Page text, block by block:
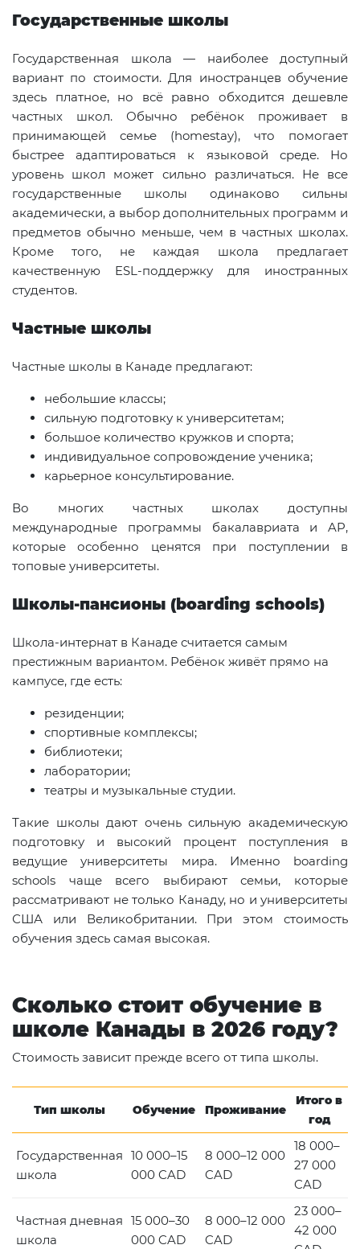
Государственные школы
Государственная школа — наиболее доступный
вариант по стоимости. Для иностранцев обучение
здесь платное, но всё равно обходится дешевле
частных школ. Обычно ребёнок проживает в
принимающей семье (homestay), что помогает
быстрее адаптироваться к языковой среде. Но
уровень школ может сильно различаться. Не все
государственные школы одинаково сильны
академически, а выбор дополнительных программ и
предметов обычно меньше, чем в частных школах.
Кроме того, не каждая школа предлагает
качественную ESL-поддержку для иностранных
студентов.
Частные школы
Частные школы в Канаде предлагают:
небольшие классы;
сильную подготовку к университетам;
большое количество кружков и спорта;
индивидуальное сопровождение ученика;
карьерное консультирование.
Во многих частных школах доступны
международные программы бакалавриата и AP,
которые особенно ценятся при поступлении в
топовые университеты.
Школы-пансионы (boarding schools)
Школа-интернат в Канаде считается самым
престижным вариантом. Ребёнок живёт прямо на
кампусе, где есть:
резиденции;
спортивные комплексы;
библиотеки;
лаборатории;
театры и музыкальные студии.
Такие школы дают очень сильную академическую
подготовку и высокий процент поступления в
ведущие университеты мира. Именно boarding
schools чаще всего выбирают семьи, которые
рассматривают не только Канаду, но и университеты
США или Великобритании. При этом стоимость
обучения здесь самая высокая.
Сколько стоит обучение в
школе Канады в 2026 году?
Стоимость зависит прежде всего от типа школы.
Тип школы Обучение Проживание
Итого в
год
Государственная
школа
10 000–15
000 CAD
8 000–12 000
CAD
18 000–
27 000
CAD
Частная дневная
школа
15 000–30
000 CAD
8 000–12 000
CAD
23 000–
42 000